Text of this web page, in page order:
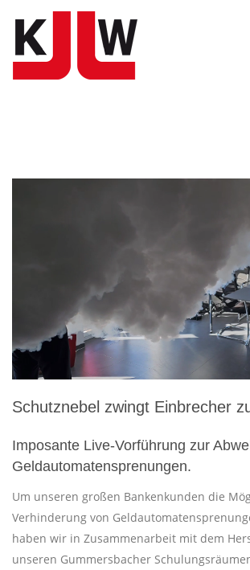
Schutznebel zwingt Einbrecher
Imposante Live-Vorführung zur
Geldautomatensprenungen.
Um unseren großen Bankenkunden die
Verhinderung von
haben wir in Zusammenarbeit mit dem
unseren Gummersbacher